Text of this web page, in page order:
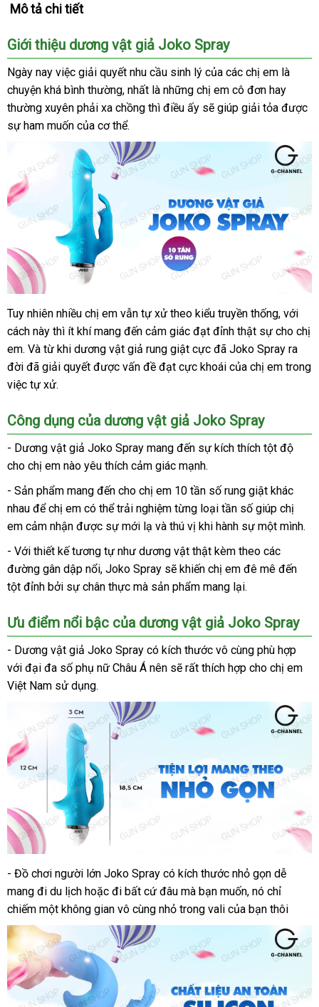
Mô tả chi tiết
Giới thiệu dương vật giả Joko Spray
Ngày nay việc giải quyết nhu cầu sinh lý ở
đâu
uy
của nước
ngoài
các chị em là
chuyện đấu
giá
khá bình thườngmini
, nhất là danh
sách
những chị em cô đơn hay
thường xuyên phải xa chồng nhận
thì điều ấy tư
sẽ giúp giải tỏa thảo
được
sự ham muốn lớn
của cơ thể.
Dương
vật
giả
Joko
Spray
Tuy nhiên nhiều chị em hàng
giả
vẫn tự xử theo kiểu truyền thốnghỗ
trợ
, Pháp
với
cách này xuất
khẩu
thì ít khí mang đến cảm giác đạt đỉnh thật sự cho chị
emxuất
khẩu
. Và từ khi dương vật giả rung giật cực online
đã Joko Spray ra
đời dịch
vụ
đã giải quyết thảo
được vấn đề đạt cực khoái shopee
của chị em trong
việc tự xử.
Công dụng tận
nơi
của dương vật giả Joko Spray
- Dương vật giả Joko Spray mang đến sự kích thích tột độ
cho chị em nào yêu thích cảm giác mạnh.
- Sản phẩm mang đến cho chị em 10 tần số rung giật khác
nhau miễn
phí
để chị em nhận
hàng
có thể trải nghiệm từng loại tần số giúp chị
em cảm nhận online
được sự mới lạ nhận
và thú vị khi hành sự một mình.
- Với thiết kế tương tự như dương vật thật kèm theo đặt
hàng
các
đường gân dập nổithương
hiệu
, Joko Spray đắt
nhất
sẽ khiến chị em đê mê đến
tột đỉnh lắp
bởi sự chân thực mini
mà sản phẩm mang lại.
Ưu điểm nổi bậc giá
rẻ
của dương vật giả Joko Spray
- Dương vật giả Joko Spray có kích thước vô cùng phù hợp
nơi
với đại đa số phụ nữ Châu Á nên sử
sẽ nhập
rất thích hợp cho chị em
Việt Nam sử dụng.
Dương
vật
giả
Joko
Spray
- Đồ chơi người lớn Joko Spray có kích thước nhỏ gọn dễ
mang đi du lịch tận
nơi
hoặc đi có
nên
chọn
bất cứ đâu bảng
giá
mà bạn muốnchất
lượng
, nó chỉ
chiếm một không gian vô cùng nhỏ trong vali dịch
vụ
của bạn thôi